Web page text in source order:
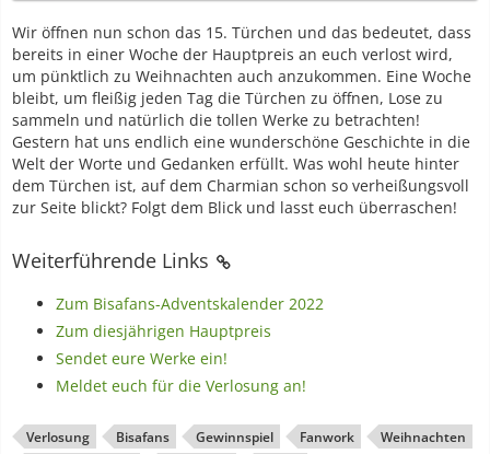
Wir öffnen nun schon das 15. Türchen und das bedeutet, dass
bereits in einer Woche der Hauptpreis an euch verlost wird,
um pünktlich zu Weihnachten auch anzukommen. Eine Woche
bleibt, um fleißig jeden Tag die Türchen zu öffnen, Lose zu
sammeln und natürlich die tollen Werke zu betrachten!
Gestern hat uns endlich eine wunderschöne Geschichte in die
Welt der Worte und Gedanken erfüllt. Was wohl heute hinter
dem Türchen ist, auf dem Charmian schon so verheißungsvoll
zur Seite blickt? Folgt dem Blick und lasst euch überraschen!
Weiterführende Links
Zum Bisafans-Adventskalender 2022
Zum diesjährigen Hauptpreis
Sendet eure Werke ein!
Meldet euch für die Verlosung an!
Verlosung Bisafans Gewinnspiel Fanwork
Weihnachten